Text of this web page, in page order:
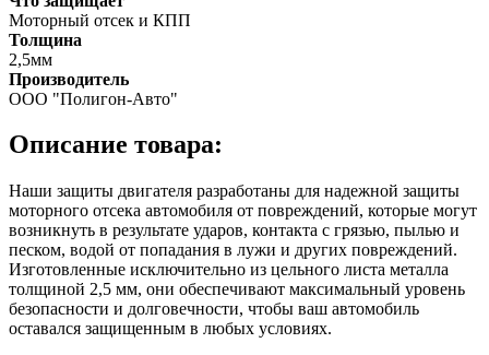
Моторный отсек и КПП
Толщина
2,5мм
Производитель
ООО "Полигон-Авто"
Описание товара:
Наши защиты двигателя разработаны для надежной защиты
моторного отсека автомобиля от повреждений, которые могут
возникнуть в результате ударов, контакта с грязью, пылью и
песком, водой от попадания в лужи и других повреждений.
Изготовленные исключительно из цельного листа металла
толщиной 2,5 мм, они обеспечивают максимальный уровень
безопасности и долговечности, чтобы ваш автомобиль
оставался защищенным в любых условиях.